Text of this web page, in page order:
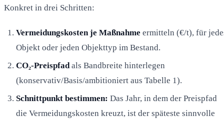
Konkret in drei Schritten:
Vermeidungskosten je Maßnahme ermitteln (€/t), für
Objekt oder jeden Objekttyp im Bestand.
CO₂-Preispfadals Bandbreite hinterlegen
(konservativ/Basis/ambitioniert aus Tabelle 1).
Schnittpunkt bestimmen: Das Jahr, in dem der Preispfad
die Vermeidungskosten kreuzt, ist der späteste sinnvolle